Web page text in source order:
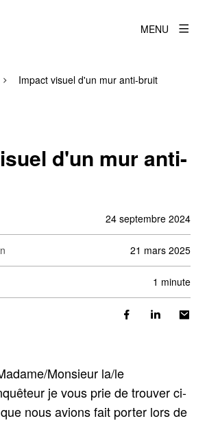
MENU
Impact visuel d'un mur anti-bruit
d'un mur anti-
24 septembre 2024
21 mars 2025
1 minute
Monsieur la/le
je vous prie de trouver ci-
nous avions fait porter lors de